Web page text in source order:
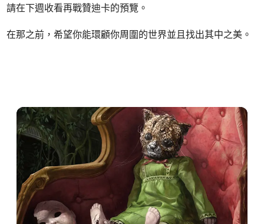
請在下週收看再戰贊迪卡的預覽。
在那之前，希望你能環顧你周圍的世界並且找出其中之美。